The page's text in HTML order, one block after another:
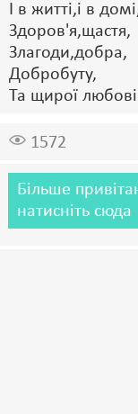
І в житті,і в
Здоров'я,щастя,
Злагоди,добра,
Добробуту,
Та щирої
1572
Більше
натисніть сюда